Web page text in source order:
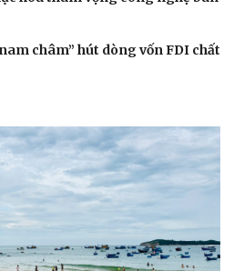
châm” hút dòng vốn FDI chất